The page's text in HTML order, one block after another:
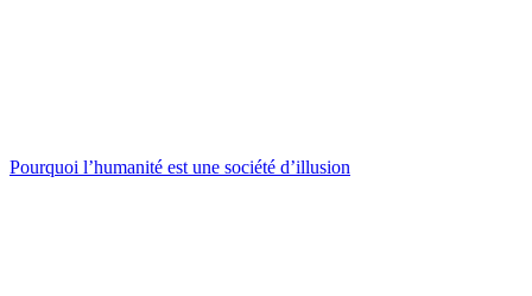
Pourquoi l’humanité est une société d’illusion